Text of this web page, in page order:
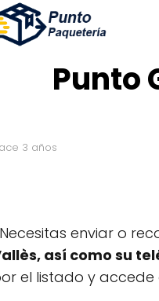
Punto
hace 3 años
enviar o
así como su
el listado y